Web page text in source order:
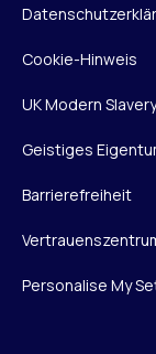
Cookie-Hinweis
UK Modern
Geistiges
Barrierefreiheit
Personalise My